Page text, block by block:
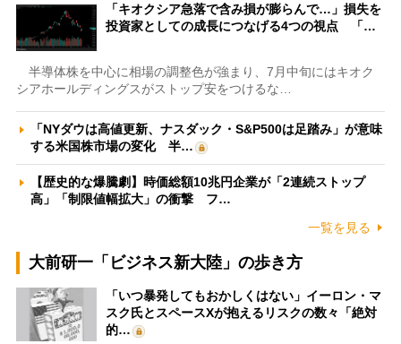
「キオクシア急落で含み損が膨らんで…」損失を
投資家としての成長につなげる4つの視点 「…
半導体株を中心に相場の調整色が強まり、7月中旬にはキオク
シアホールディングスがストップ安をつけるな…
「NYダウは高値更新、ナスダック・S&P500は足踏み」が意味
する米国株市場の変化 半…
【歴史的な爆騰劇】時価総額10兆円企業が「2連続ストップ
高」「制限値幅拡大」の衝撃 フ…
一覧を見る
大前研一「ビジネス新大陸」の歩き方
「いつ暴発してもおかしくはない」イーロン・マ
スク氏とスペースXが抱えるリスクの数々「絶対
的…